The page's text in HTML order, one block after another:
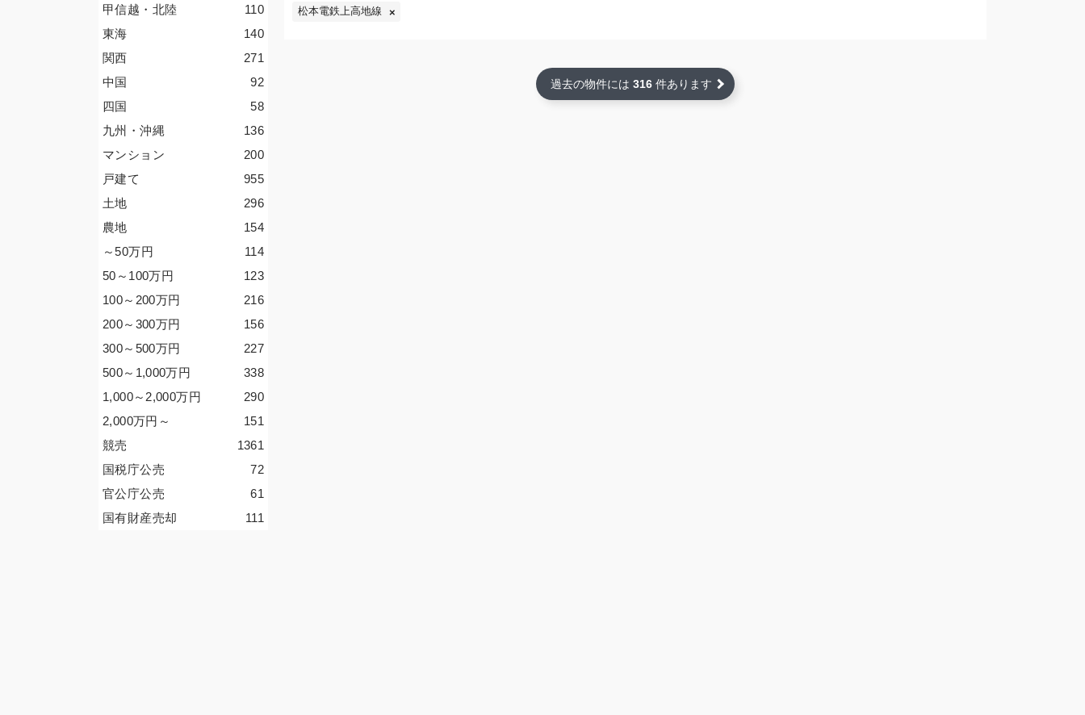
松本電鉄上高地線
過去の物件には 316 件あります
110
甲信越・北陸
140
東海
271
関西
92
中国
58
四国
136
九州・沖縄
200
マンション
955
戸建て
296
土地
154
農地
114
～50万円
123
50～100万円
216
100～200万円
156
200～300万円
227
300～500万円
338
500～1,000万円
290
1,000～2,000万円
151
2,000万円 ～
1361
競売
72
国税庁公売
61
官公庁公売
111
国有財産売却